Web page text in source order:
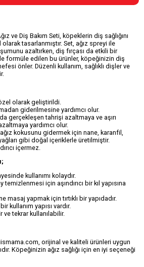
ve Diş Bakım Seti, köpeklerin diş sağlığını
tasarlanmıştır. Set, ağız spreyi ile
azaltırken, diş fırçası da etkili bir
formüle edilen bu ürünler, köpeğinizin diş
önler. Düzenli kullanım, sağlıklı dişler ve
olarak geliştirildi.
giderilmesine yardımcı olur.
gerçekleşen tahrişi azaltmaya ve aşırı
yardımcı olur.
ağız kokusunu gidermek için nane, karanfil,
gibi doğal içeriklerle üretilmiştir.
içermez.
kullanımı kolaydır.
temizlenmesi için aşındırıcı bir kıl yapısına
masaj yapmak için tırtıklı bir yapıdadır.
kullanım yapısı vardır.
ve tekrar kullanılabilir.
orijinal ve kaliteli ürünleri uygun
Köpeğinizin ağız sağlığı için en iyi seçeneği